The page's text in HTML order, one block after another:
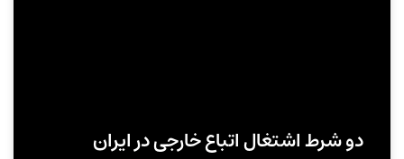
دو شرط اشتغال اتباع خارجی در ایران